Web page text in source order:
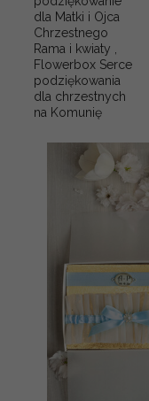
dla Matki i Ojca
Chrzestnego
Rama i kwiaty ,
Flowerbox Serce
podziękowania
dla chrzestnych
na Komunię